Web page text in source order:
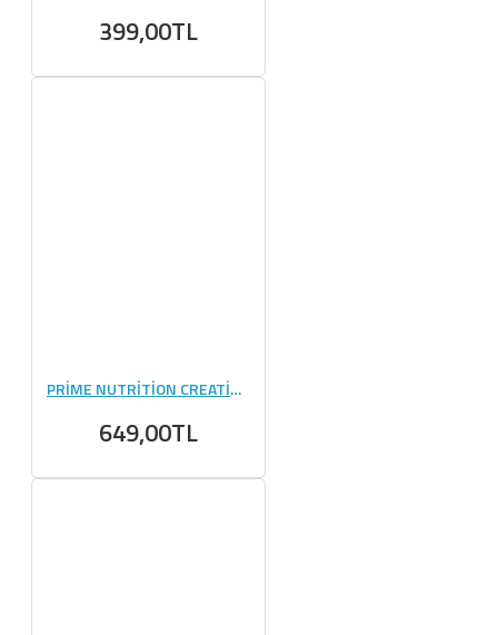
399,00TL
PRİME NUTRİTİON CREATİNE 300 GR
649,00TL